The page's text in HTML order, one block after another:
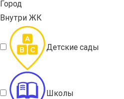
Город
Внутри ЖК
Детские сады
Школы